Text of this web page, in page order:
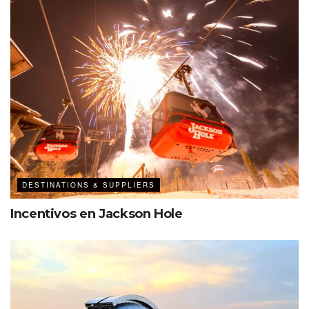
reprogramados con éxito.»
Ver esta publicación en Instagram
DESTINATIONS & SUPPLIERS
Incentivos en Jackson Hole